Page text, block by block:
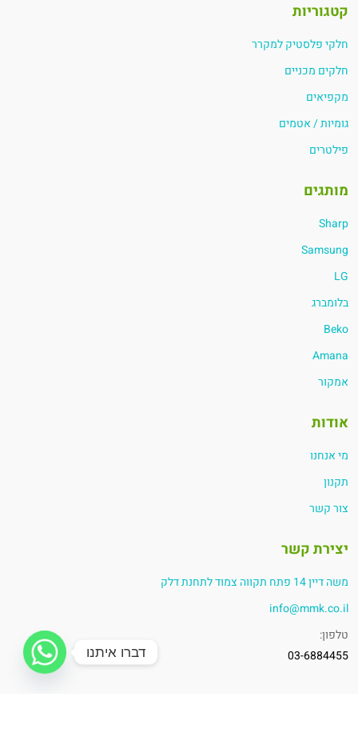
קטגוריות
חלקי פלסטיק למקרר
חלקים מכניים
מקפיאים
גומיות / אטמים
פילטרים
מותגים
Sharp
Samsung
LG
בלומברג
Beko
Amana
אמקור
אודות
מי אנחנו
תקנון
צור קשר
יצירת קשר
משה דיין 14 פתח תקווה צמוד לתחנת דלק
info@mmk.co.il
טלפון:
03-6884455
דברו איתנו